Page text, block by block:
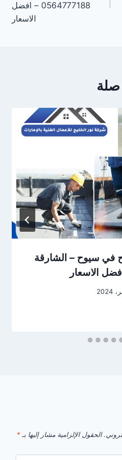
0564777188 – افضل
الاسعار
في سيوح – الشارقة
الحقول الإلزامية مشار إليها بـ *